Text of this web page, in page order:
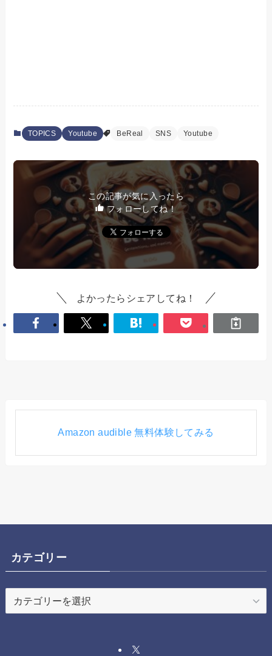
TOPICS Youtube BeReal SNS Youtube
この記事が気に入ったら
フォローしてね！
よかったらシェアしてね！
Amazon audible 無料体験してみる
カテゴリー
テ